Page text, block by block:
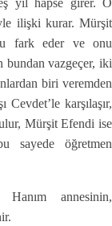
ilişki kurar. Mürşit
fark eder ve onu
bundan vazgeçer, iki
biri veremden
karşılaşır,
Mürşit Efendi ise
sayede öğretmen
annesinin,